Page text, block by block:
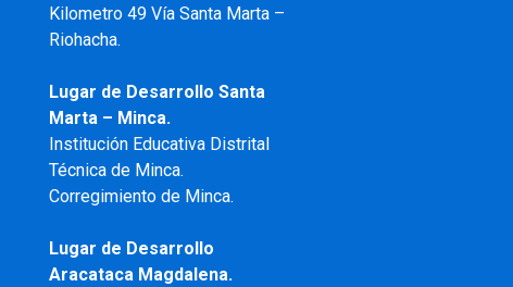
Kilometro 49 Vía Santa Marta –
Riohacha.
Lugar de Desarrollo Santa
Marta – Minca.
Institución Educativa Distrital
Técnica de Minca.
Corregimiento de Minca.
Lugar de Desarrollo
Aracataca Magdalena.